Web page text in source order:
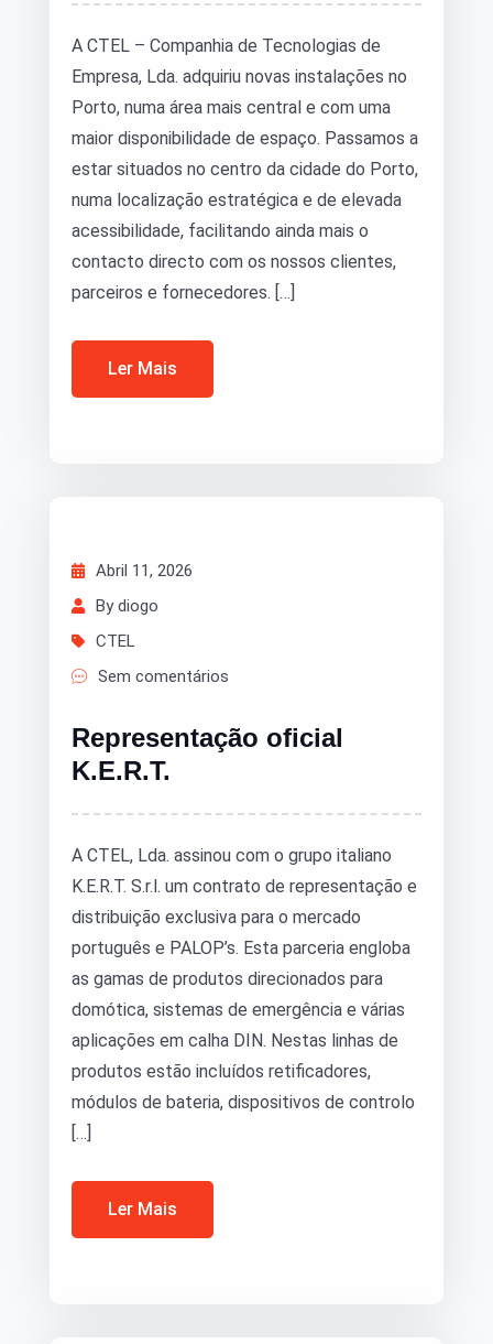
A CTEL – Companhia de Tecnologias de
Empresa, Lda. adquiriu novas instalações no
Porto, numa área mais central e com uma
maior disponibilidade de espaço. Passamos a
estar situados no centro da cidade do Porto,
numa localização estratégica e de elevada
acessibilidade, facilitando ainda mais o
contacto directo com os nossos clientes,
parceiros e fornecedores. […]
Ler Mais
Abril 11, 2026
By diogo
CTEL
Sem comentários
Representação oficial
K.E.R.T.
A CTEL, Lda. assinou com o grupo italiano
K.E.R.T. S.r.l. um contrato de representação e
distribuição exclusiva para o mercado
português e PALOP’s. Esta parceria engloba
as gamas de produtos direcionados para
domótica, sistemas de emergência e várias
aplicações em calha DIN. Nestas linhas de
produtos estão incluídos retificadores,
módulos de bateria, dispositivos de controlo
[…]
Ler Mais